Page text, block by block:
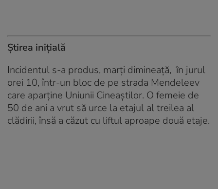
Știrea inițială
Incidentul s-a produs, marți dimineață, în jurul
orei 10, într-un bloc de pe strada Mendeleev
care aparține Uniunii Cineaștilor. O femeie de
50 de ani a vrut să urce la etajul al treilea al
clădirii, însă a căzut cu liftul aproape două etaje.